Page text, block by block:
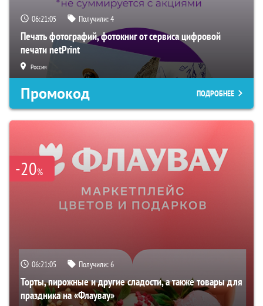
06:21:05 Получили:4
Печать фотографий, фотокниг от сервиса цифровой
печати netPrint
Россия
Промокод ПОДРОБНЕЕ
-20%
06:21:05 Получили:6
Торты, пирожные и другие сладости, а также товары для
праздника на «Флаувау»